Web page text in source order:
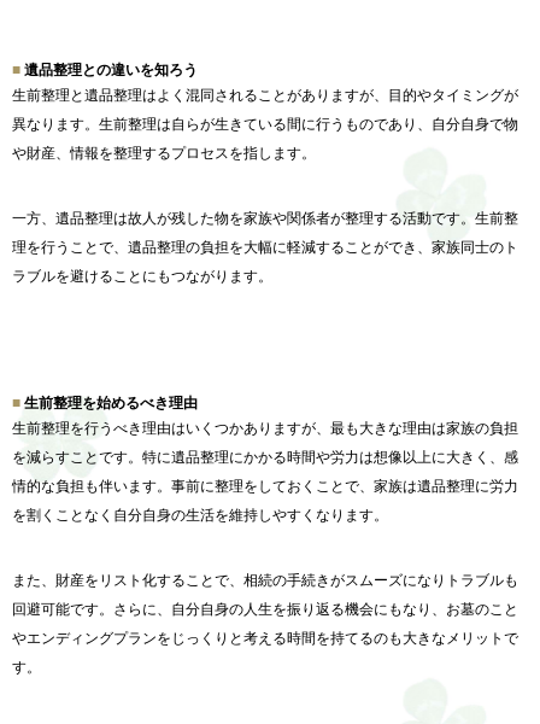
遺品整理との違いを知ろう
生前整理と遺品整理はよく混同されることがありますが、
目的やタイミングが
異なります。 生前整理は自らが生きている間に行うものであり、 自分自身で物
や財産、情報を整理するプロセスを指します。
一方、 遺品整理は故人が残した物を家族や関係者が整理する活動です。 生前整
理を行うことで、 遺品整理の負担を大幅に軽減することができ、 家族同士のト
ラブルを避けることにもつながります。
生前整理を始めるべき理由
生前整理を行うべき理由はいくつかありますが、 最も大きな理由は家族の負担
を減らすことです。 特に遺品整理にかかる時間や労力は想像以上に大きく、 感
情的な負担も伴います。事前に整理をしておくことで、家族は遺品整理に労力
を割くことなく自分自身の生活を維持しやすくなります。
また、 財産をリスト化することで、 相続の手続きがスムーズになりトラブルも
回避可能です。さらに、 自分自身の人生を振り返る機会にもなり、 お墓のこと
やエンディングプランをじっくりと考える時間を持てるのも大きなメリットで
す。